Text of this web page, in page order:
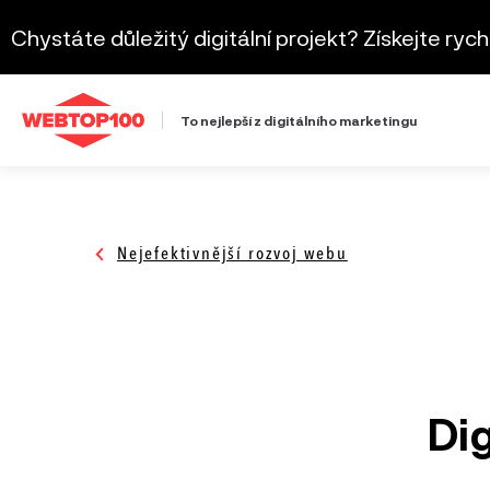
Chystáte důležitý digitální projekt? Získejte
To nejlepší z digitálního marketingu
Nejefektivnější rozvoj webu